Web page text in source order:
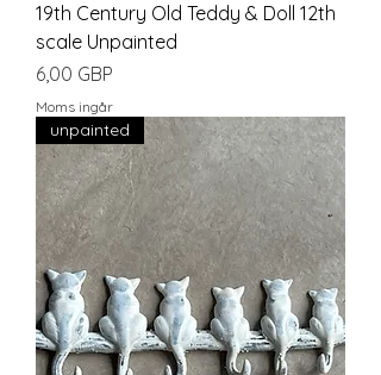
19th Century Old Teddy & Doll 12th
scale Unpainted
Pris
6,00 GBP
Moms ingår
unpainted